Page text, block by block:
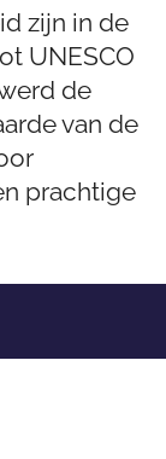
zijn in de
UNESCO
de
van de
prachtige